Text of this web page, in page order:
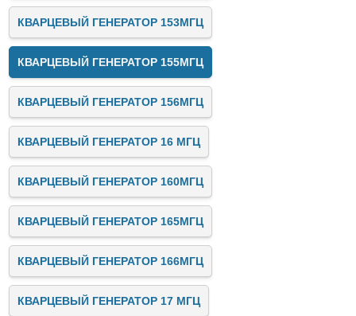
КВАРЦЕВЫЙ ГЕНЕРАТОР 153МГЦ
КВАРЦЕВЫЙ ГЕНЕРАТОР 155МГЦ
КВАРЦЕВЫЙ ГЕНЕРАТОР 156МГЦ
КВАРЦЕВЫЙ ГЕНЕРАТОР 16 МГЦ
КВАРЦЕВЫЙ ГЕНЕРАТОР 160МГЦ
КВАРЦЕВЫЙ ГЕНЕРАТОР 165МГЦ
КВАРЦЕВЫЙ ГЕНЕРАТОР 166МГЦ
КВАРЦЕВЫЙ ГЕНЕРАТОР 17 МГЦ